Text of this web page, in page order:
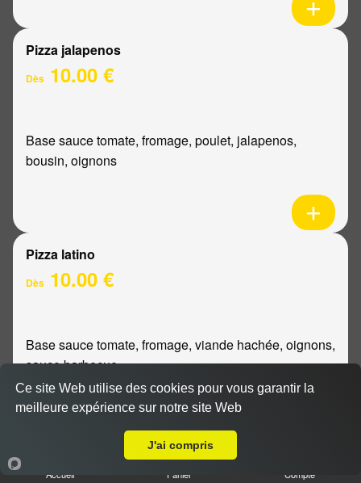
Pizza jalapenos
Dès 10.00 €
Base sauce tomate, fromage, poulet, jalapenos,
bousin, oignons
Pizza latino
Dès 10.00 €
Base sauce tomate, fromage, viande hachée, oignons,
sauce barbecue
Accueil Panier Compte
Ce site Web utilise des cookies pour vous garantir la
meilleure expérience sur notre site Web
J'ai compris